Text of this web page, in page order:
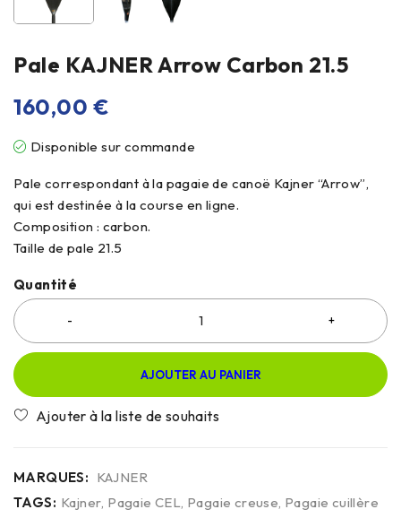
Pale KAJNER Arrow Carbon 21.5
160,00€
Disponible sur commande
Pale correspondant à la pagaie de canoë Kajner “Arrow”,
qui est destinée à la course en ligne.
Composition : carbon.
Taille de pale 21.5
Quantité
AJOUTER AU PANIER
MARQUES: KAJNER
TAGS: Kajner, Pagaie CEL, Pagaie creuse, Pagaie cuillère